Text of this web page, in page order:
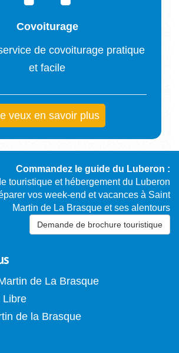
Covoiturage
de covoiturage pratique
et facile
veux en savoir plus
Commandez le guide du Luberon :
touristique et hébergement du Luberon
vos week-end et vacances à Saint
Martin de La Brasque et ses alentours
Demande de brochure touristique
de La Brasque
Libre
de la Brasque